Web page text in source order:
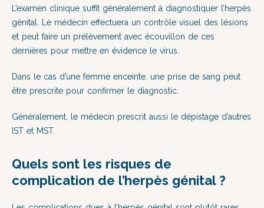
L’examen clinique suffit généralement à diagnostiquer l’herpès
génital. Le médecin effectuera un contrôle visuel des lésions
et peut faire un prélèvement avec écouvillon de ces
dernières pour mettre en évidence le virus.
Dans le cas d’une femme enceinte, une prise de sang peut
être prescrite pour confirmer le diagnostic.
Généralement, le médecin prescrit aussi le dépistage d’autres
IST et MST.
Quels sont les risques de
complication de l’herpès génital ?